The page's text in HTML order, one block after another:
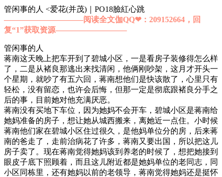
管闲事的人 <爱花(并茂)｜PO18臉紅心跳
——————————阅读全文伽QQ❤：209152664，回
复“1”获取资源—​​​​————————
管闲事的人
蒋南这天晚上把车开到了碧城小区，一是看房子装修得怎么样
了，二是从褚良那逃出来找清闲，他俩刚吵架，这月才开头一
个星期，就吵了有五六回，蒋南想他们是快该散了，心里只有
轻松，没有留恋，也许会后悔，但那一定是彻底跟褚良分手之
后的事，目前她对他充满厌恶。
蒋南没有买地下车位，因为她妈不会开车，碧城小区是蒋南给
她妈准备的房子，想让她从城西搬来，离她近一点住。小时候
蒋南他们家在碧城小区住过很久，是他妈单位分的房，后来蒋
南的爸走了，走前治病花了许多，蒋南又要出国，所以把这儿
房子卖了。现在蒋南觉得她妈该到养老的时候了，想把她接到
眼皮子底下照顾着，而且这儿附近都是她妈单位的老同志，同
小区同栋里，还有她妈以前的老领导，蒋南觉得她妈还是挺怀